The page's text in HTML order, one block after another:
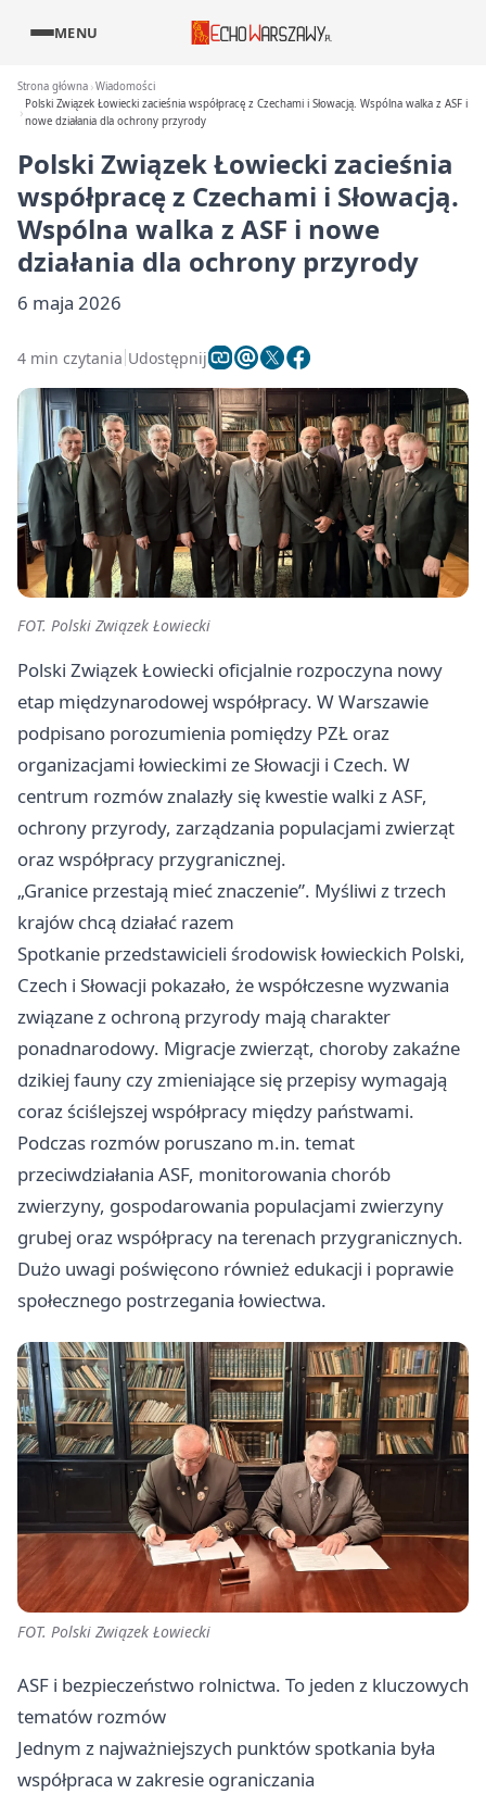
MENU
Strona główna Wiadomości
Polski Związek Łowiecki zacieśnia współpracę z Czechami i Słowacją. Wspólna walka z ASF i
nowe działania dla ochrony przyrody
Polski Związek Łowiecki zacieśnia
współpracę z Czechami i Słowacją.
Wspólna walka z ASF i nowe
działania dla ochrony przyrody
6 maja 2026
4 min czytania Udostępnij
FOT. Polski Związek Łowiecki
Polski Związek Łowiecki oficjalnie rozpoczyna nowy
etap międzynarodowej współpracy. W Warszawie
podpisano porozumienia pomiędzy PZŁ oraz
organizacjami łowieckimi ze Słowacji i Czech. W
centrum rozmów znalazły się kwestie walki z ASF,
ochrony przyrody, zarządzania populacjami zwierząt
oraz współpracy przygranicznej.
„Granice przestają mieć znaczenie”. Myśliwi z trzech
krajów chcą działać razem
Spotkanie przedstawicieli środowisk łowieckich Polski,
Czech i Słowacji pokazało, że współczesne wyzwania
związane z ochroną przyrody mają charakter
ponadnarodowy. Migracje zwierząt, choroby zakaźne
dzikiej fauny czy zmieniające się przepisy wymagają
coraz ściślejszej współpracy między państwami.
Podczas rozmów poruszano m.in. temat
przeciwdziałania ASF, monitorowania chorób
zwierzyny, gospodarowania populacjami zwierzyny
grubej oraz współpracy na terenach przygranicznych.
Dużo uwagi poświęcono również edukacji i poprawie
społecznego postrzegania łowiectwa.
FOT. Polski Związek Łowiecki
ASF i bezpieczeństwo rolnictwa. To jeden z kluczowych
tematów rozmów
Jednym z najważniejszych punktów spotkania była
współpraca w zakresie ograniczania